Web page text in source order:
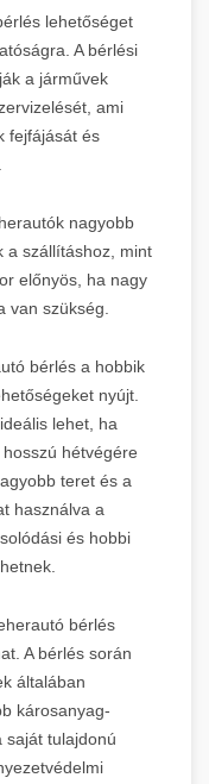
lehetőséget
A bérlési
a járművek
ami
fejfájását és
nagyobb
a szállításhoz, mint
előnyös, ha nagy
van szükség.
bérlés a hobbik
nyújt.
lehet, ha
hétvégére
teret és a
használva a
és hobbi
bérlés
A bérlés során
általában
károsanyag-
saját tulajdonú